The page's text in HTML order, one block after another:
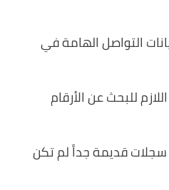
التواصل الهامة في
للبحث عن الأرقام
سجلات قديمة جداً لم تكن